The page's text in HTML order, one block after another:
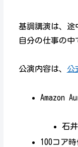
基調講演は、途
自分の仕事の中
公演内容は、 公
Amazon
石
100コア